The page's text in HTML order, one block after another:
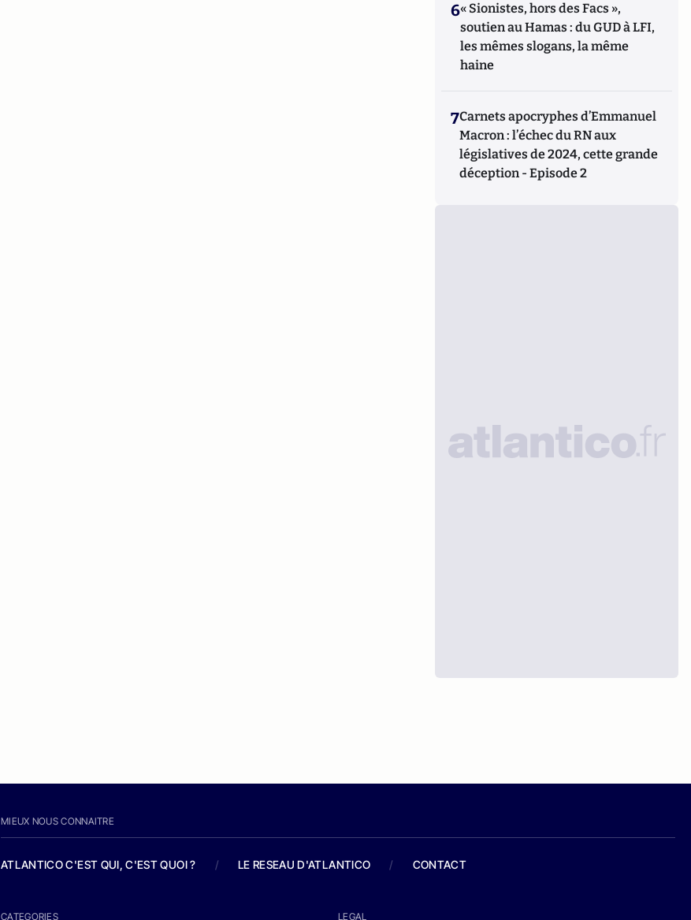
6« Sionistes, hors des Facs »,
soutien au Hamas : du GUD à LFI,
les mêmes slogans, la même
haine
7Carnets apocryphes d’Emmanuel
Macron : l’échec du RN aux
législatives de 2024, cette grande
déception - Episode 2
MIEUX NOUS CONNAITRE
ATLANTICO C'EST QUI, C'EST QUOI ? / LE RESEAU D'ATLANTICO / CONTACT
CATEGORIES LEGAL